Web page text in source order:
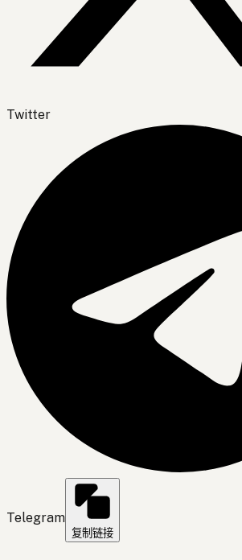
Twitter
Telegram
复制链接